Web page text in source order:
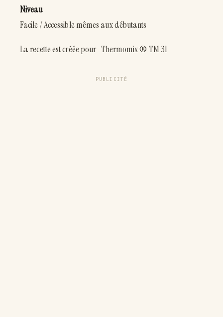
Niveau
Facile / Accessible mêmes aux débutants
La recette est créée pour Thermomix ® TM 31
PUBLICITÉ